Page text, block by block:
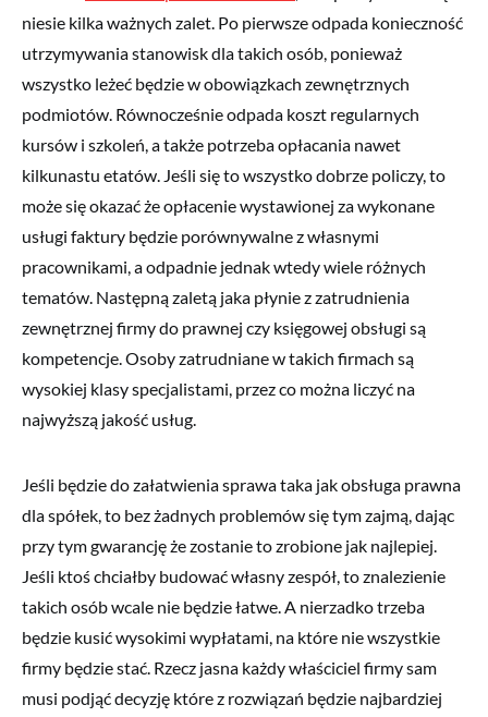
niesie kilka ważnych zalet. Po pierwsze odpada konieczność
utrzymywania stanowisk dla takich osób, ponieważ
wszystko leżeć będzie w obowiązkach zewnętrznych
podmiotów. Równocześnie odpada koszt regularnych
kursów i szkoleń, a także potrzeba opłacania nawet
kilkunastu etatów. Jeśli się to wszystko dobrze policzy, to
może się okazać że opłacenie wystawionej za wykonane
usługi faktury będzie porównywalne z własnymi
pracownikami, a odpadnie jednak wtedy wiele różnych
tematów. Następną zaletą jaka płynie z zatrudnienia
zewnętrznej firmy do prawnej czy księgowej obsługi są
kompetencje. Osoby zatrudniane w takich firmach są
wysokiej klasy specjalistami, przez co można liczyć na
najwyższą jakość usług.
Jeśli będzie do załatwienia sprawa taka jak obsługa prawna
dla spółek, to bez żadnych problemów się tym zajmą, dając
przy tym gwarancję że zostanie to zrobione jak najlepiej.
Jeśli ktoś chciałby budować własny zespół, to znalezienie
takich osób wcale nie będzie łatwe. A nierzadko trzeba
będzie kusić wysokimi wypłatami, na które nie wszystkie
firmy będzie stać. Rzecz jasna każdy właściciel firmy sam
musi podjąć decyzję które z rozwiązań będzie najbardziej